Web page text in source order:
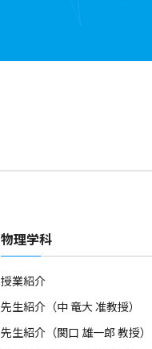
物理学科
授業紹介
先生紹介（中 竜大 准教授）
先生紹介（関口 雄一郎 教授）